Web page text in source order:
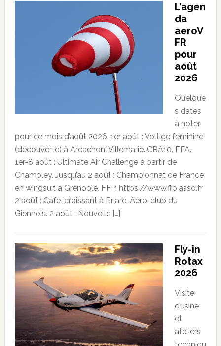
L’agen
da
aeroV
FR
pour
août
2026
Quelque
s dates
à noter
pour ce mois d’août 2026. 1er août : Voltige féminine
(découverte) à Arcachon-Villemarie. CRA10. FFA.
1er-8 août : Ultimate Air Challenge à partir de
Chambley. Jusqu’au 2 août : Championnat de France
en wingsuit à Grenoble. FFP. https://www.ffp.asso.fr
2 août : Café-croissant à Briare. Aéro-club du
Giennois. 2 août : Nouvelle […]
Fly-in
Rotax
2026
Visite
d’usine
et
ateliers